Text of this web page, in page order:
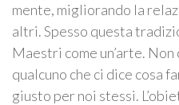
mente, migliorando la
altri. Spesso questa
Maestri come un’arte.
qualcuno che ci dice cosa
giusto per noi stessi.